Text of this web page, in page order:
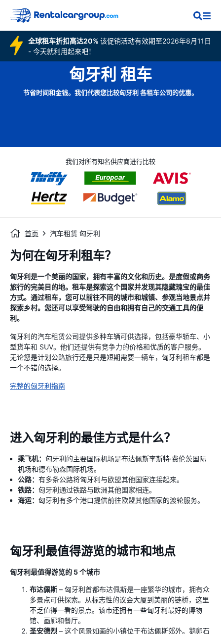
全球租车折扣高达20% 该促销活动有效期至2026年8月11日
- 今天就利用起来吧！
匈牙利 租车
节省时间和金钱。我们代表您比较匈牙利 各租车公司的优惠。
我们对所有知名供应商进行比较
首页 汽车租赁 匈牙利
为何在匈牙利租车？
匈牙利是一个美丽的国家，拥有丰富的文化和历史。是度假或商务
旅行的完美目的地。租车是探索这个国家并发现其隐藏瑰宝的最佳
方式。通过租车，您可以前往不同的城市和城镇、参观当地景点并
探索乡村。您还可以享受驾驶的自由和拥有自己的交通工具的便
利。
匈牙利的汽车租赁公司提供多种车辆可供选择，包括豪华轿车、小
型货车和 SUV。他们还提供有竞争力的价格和优质的客户服务。
无论您是计划公路旅行还是只是短期需要一辆车，匈牙利租车都是
一个不错的选择。
完整的匈牙利指南
进入匈牙利的最佳方式是什么？
乘飞机： 匈牙利的主要国际机场是布达佩斯李斯特·费伦茨国际
机场和德布勒森国际机场。
公路： 有多条公路将匈牙利与欧盟其他国家连接起来。
铁路： 匈牙利通过铁路与欧洲其他国家相连。
海运： 匈牙利有多个港口提供前往欧盟其他国家的渡轮服务。
匈牙利最值得游览的城市和地点
匈牙利最值得游览的 5 个城市
布达佩斯 – 匈牙利首都布达佩斯是一座繁华的城市，拥有众
多景点可供探索。从标志性的议会大厦到美丽的链桥，这里
不乏值得一看的景点。该市还拥有一些匈牙利最好的博物
馆、画廊和餐厅。
圣安德烈 – 这个风景如画的小镇位于布达佩斯郊外。鹅卵石